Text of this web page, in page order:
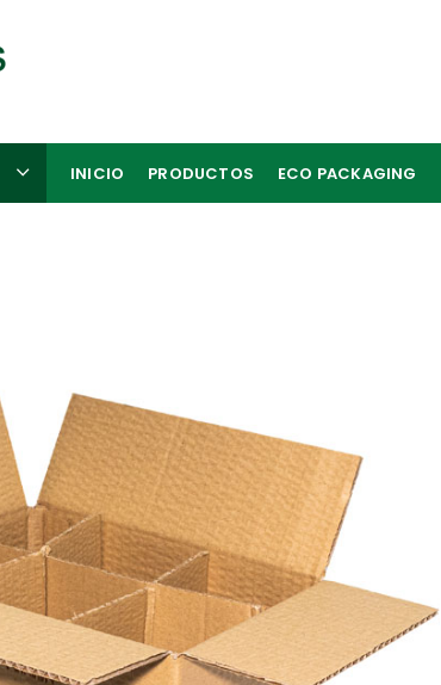
INICIO PRODUCTOS ECO PACKAGING